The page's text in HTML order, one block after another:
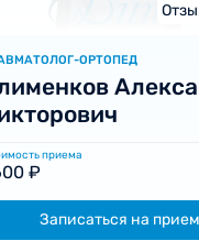
ОРТОПЕД
приема
₽
Записаться на прием